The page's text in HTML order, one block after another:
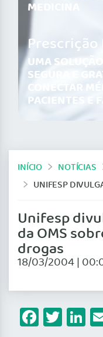
MEDICINA
UMA
SEGURA E
CONECTAR
PACIENTES E
INÍCIO NOTÍCIAS
UNIFESP DIVULGA RELATÓRIO MUNDIAL DA OMS
Unifesp
da OMS
drogas
18/03/2004 |